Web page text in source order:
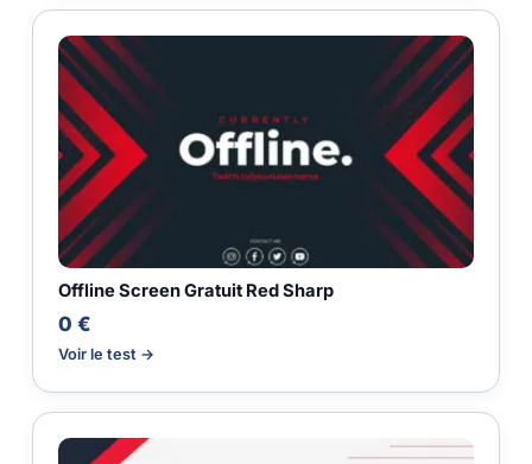
Offline Screen Gratuit Red Sharp
0 €
Voir le test →